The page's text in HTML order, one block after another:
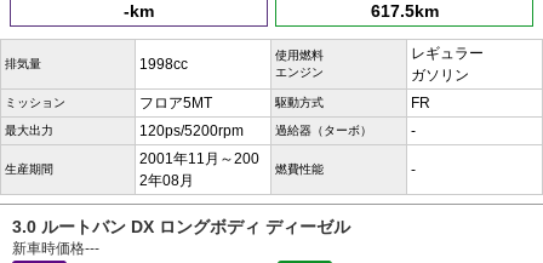
-km 617.5km
排気量 1998cc
使用燃料
エンジン
レギュラー
ガソリン
ミッション フロア5MT 駆動方式 FR
最大出力 120ps/5200rpm 過給器（ターボ） -
生産期間
2001年11月～200
2年08月
燃費性能 -
3.0 ルートバン DX ロングボディ ディーゼル
新車時価格---